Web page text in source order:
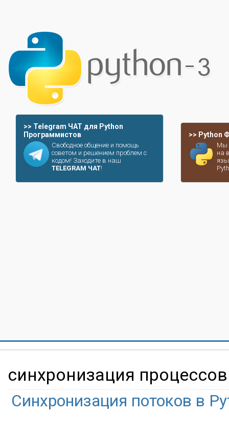
>> Telegram ЧАТ для Python
Программистов
Свободное общение и помощь
советом и решением проблем с
кодом! Заходите в наш
TELEGRAM ЧАТ!
>> Python
Мы
на
синхронизация
Синхронизация потоков в